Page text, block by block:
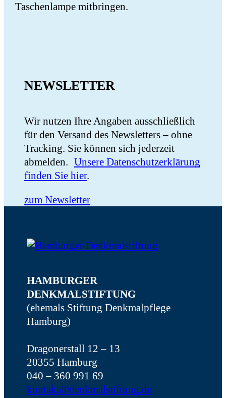
Taschenlampe mitbringen.
NEWSLETTER
Wir nutzen Ihre Angaben ausschließlich
für den Versand des Newsletters – ohne
Tracking. Sie können sich jederzeit
abmelden. Unsere Datenschutz­erklärung
finden Sie hier.
zum Newsletter
HAMBURGER
DENKMALSTIFTUNG
(ehemals Stiftung Denkmalpflege
Hamburg)
Dragonerstall 12 – 13
20355 Hamburg
040 – 360 991 69
kontakt@denkmalstiftung.de